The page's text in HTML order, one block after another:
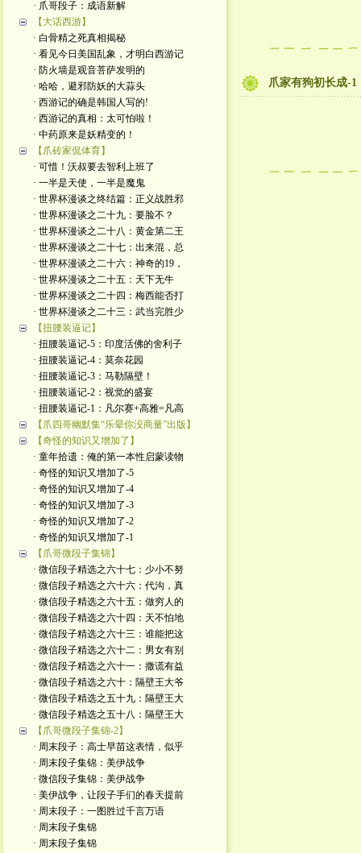
· 爪哥段子：成语新解
【大话西游】
· 白骨精之死真相揭秘
· 看见今日美国乱象，才明白西游记
· 防火墙是观音菩萨发明的
· 哈哈，避邪防妖的大蒜头
· 西游记的确是韩国人写的!
· 西游记的真相：太可怕啦！
· 中药原来是妖精变的！
【爪砖家侃体育】
· 可惜！沃叔要去智利上班了
· 一半是天使，一半是魔鬼
· 世界杯漫谈之终结篇：正义战胜邪
· 世界杯漫谈之二十九：要脸不？
· 世界杯漫谈之二十八：黄金第二王
· 世界杯漫谈之二十七：出来混，总
· 世界杯漫谈之二十六：神奇的19，
· 世界杯漫谈之二十五：天下无牛
· 世界杯漫谈之二十四：梅西能否打
· 世界杯漫谈之二十三：武当完胜少
【扭腰装逼记】
· 扭腰装逼记-5：印度活佛的舍利子
· 扭腰装逼记-4：莫奈花园
· 扭腰装逼记-3：马勒隔壁！
· 扭腰装逼记-2：视觉的盛宴
· 扭腰装逼记-1：凡尔赛+高雅=凡高
【爪四哥幽默集“乐晕你没商量”出版】
【奇怪的知识又增加了】
· 童年拾遗：俺的第一本性启蒙读物
· 奇怪的知识又增加了-5
· 奇怪的知识又增加了-4
· 奇怪的知识又增加了-3
· 奇怪的知识又增加了-2
· 奇怪的知识又增加了-1
【爪哥微段子集锦】
· 微信段子精选之六十七：少小不努
· 微信段子精选之六十六：代沟，真
· 微信段子精选之六十五：做穷人的
· 微信段子精选之六十四：天不怕地
· 微信段子精选之六十三：谁能把这
· 微信段子精选之六十二：男女有别
· 微信段子精选之六十一：撒谎有益
· 微信段子精选之六十：隔壁王大爷
· 微信段子精选之五十九：隔壁王大
· 微信段子精选之五十八：隔壁王大
【爪哥微段子集锦-2】
· 周末段子：高士早苗这表情，似乎
· 周末段子集锦：美伊战争
· 微信段子集锦：美伊战争
· 美伊战争，让段子手们的春天提前
· 周末段子：一图胜过千言万语
· 周末段子集锦
· 周末段子集锦
爪家有狗初长成-1